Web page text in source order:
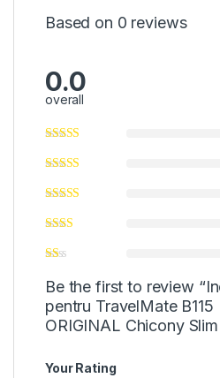
Based on 0 reviews
0.0
overall
Be the first to review
pentru TravelMate
ORIGINAL Chicony
Your Rating